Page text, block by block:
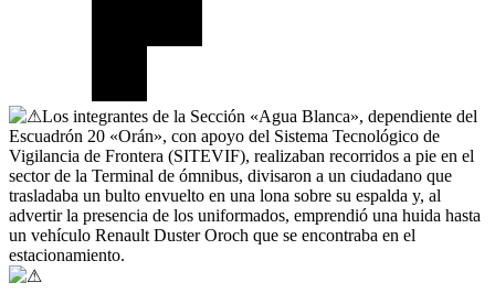
Los integrantes de la Sección «Agua Blanca», dependiente del
Escuadrón 20 «Orán», con apoyo del Sistema Tecnológico de
Vigilancia de Frontera (SITEVIF), realizaban recorridos a pie en el
sector de la Terminal de ómnibus, divisaron a un ciudadano que
trasladaba un bulto envuelto en una lona sobre su espalda y, al
advertir la presencia de los uniformados, emprendió una huida hasta
un vehículo Renault Duster Oroch que se encontraba en el
estacionamiento.